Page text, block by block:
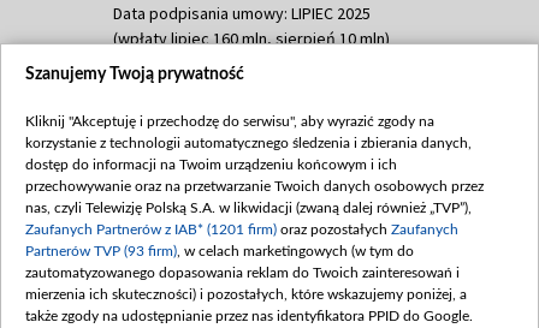
Data podpisania umowy: LIPIEC 2025
(wpłaty lipiec 160 mln, sierpień 10 mln)
Dofinansowanie 60 000 000,00 PLN
(wpłata wrzesień 60 mln)
Dofinansowanie 635 783 051,21 PLN
Data podpisania umowy: WRZESIEŃ 2025
(wpłata wrzesień 100 mln, październik 350
mln, listopad 265 mln)
Dofinansowanie 48 862 000,00 PLN
Data podpisania umowy: GRUDZIEŃ 2025
Szanujemy Twoją prywatność
Kliknij "Akceptuję i przechodzę do serwisu", aby wyrazić zgody na
korzystanie z technologii automatycznego śledzenia i zbierania danych,
dostęp do informacji na Twoim urządzeniu końcowym i ich
przechowywanie oraz na przetwarzanie Twoich danych osobowych przez
nas, czyli Telewizję Polską S.A. w likwidacji (zwaną dalej również „TVP”),
Zaufanych Partnerów z IAB* (1201 firm) oraz pozostałych Zaufanych
Partnerów TVP (93 firm) , w celach marketingowych (w tym do
zautomatyzowanego dopasowania reklam do Twoich zainteresowań i
mierzenia ich skuteczności) i pozostałych, które wskazujemy poniżej, a
także zgody na udostępnianie przez nas identyfikatora PPID do Google.